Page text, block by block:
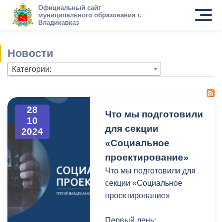
Официальный сайт
муниципального образования г.
Владикавказ
Новости
Категории:
28
10
2024
Что мы подготовили
для секции
«Социальное
проектирование»
Что мы подготовили для
секции «Социальное
проектирование»
Первый день: